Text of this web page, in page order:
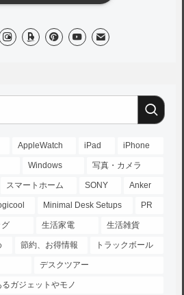
AppleWatch iPad iPhone
Windows 写真・カメラ
スマートホーム SONY Anker
Minimal Desk Setups PR
グ 生活家電 生活雑貨
節約、お得情報 トラックボール
デスクツアー
ガジェットやモノ